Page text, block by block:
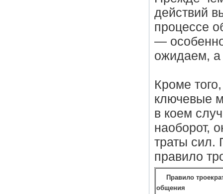
действий
процессе
—
ожидаем, а
Кроме
ключевые
в коем
наоборот,
траты сил.
правило
Правило
общения